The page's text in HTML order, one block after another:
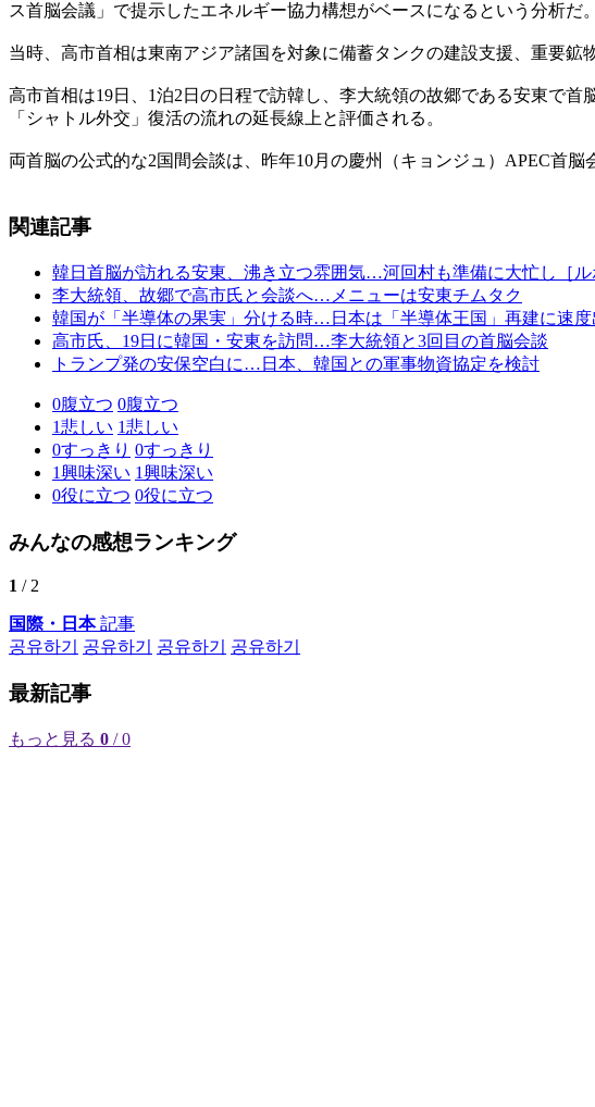
ス首脳会議」で提示したエネルギー協力構想がベースになるという分析だ。
当時、高市首相は東南アジア諸国を対象に備蓄タンクの建設支援、重要
高市首相は19日、1泊2日の日程で訪韓し、李大統領の故郷である安東で
「シャトル外交」復活の流れの延長線上と評価される。
両首脳の公式的な2国間会談は、昨年10月の慶州（キョンジュ）APEC首脳
関連記事
韓日首脳が訪れる安東、沸き立つ雰囲気…河回村も準備に大忙し［ル
李大統領、故郷で高市氏と会談へ…メニューは安東チムタク
韓国が「半導体の果実」分ける時…日本は「半導体王国」再建に速度
高市氏、19日に韓国・安東を訪問…李大統領と3回目の首脳会談
トランプ発の安保空白に…日本、韓国との軍事物資協定を検討
0腹立つ 0腹立つ
1悲しい 1悲しい
0すっきり 0すっきり
1興味深い 1興味深い
0役に立つ 0役に立つ
みんなの感想ランキング
1 / 2
国際・日本記事
공유하기
공유하기 공유하기 공유하기
最新記事
もっと見る 0 / 0